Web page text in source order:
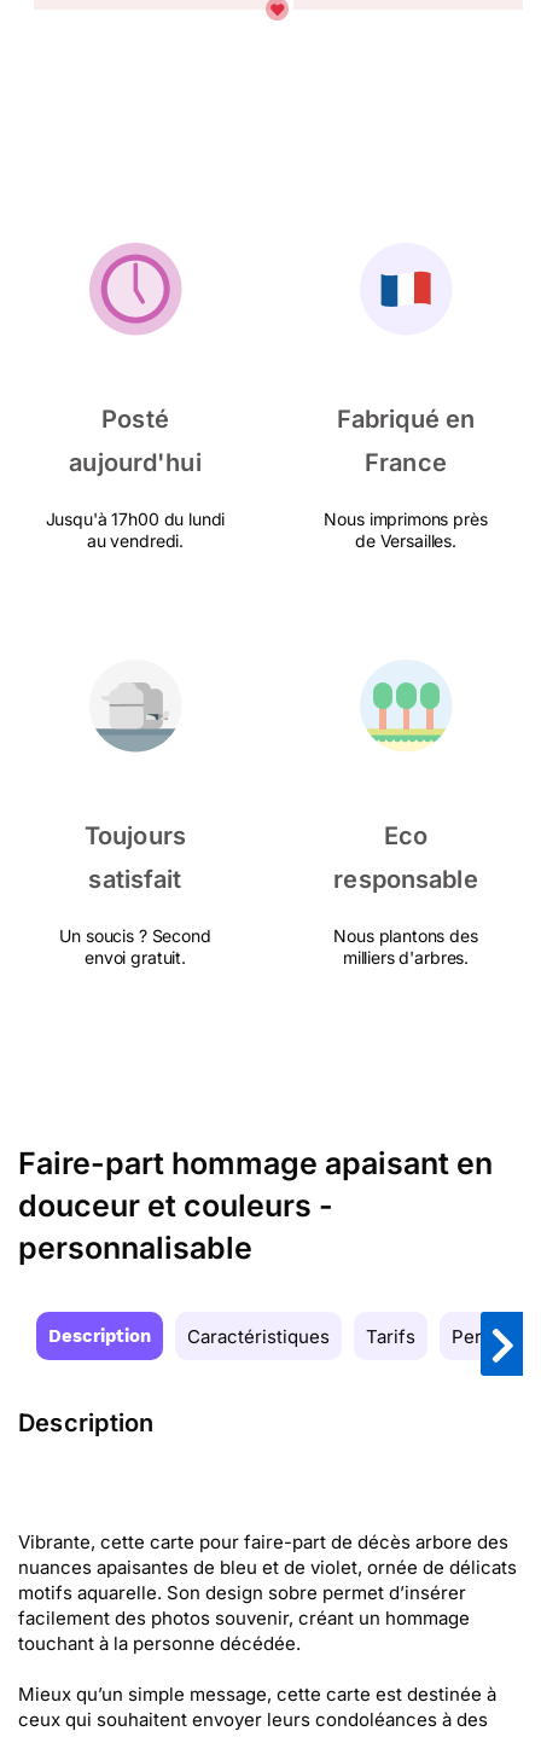
Posté
aujourd'hui
Jusqu'à 17h00 du lundi
au vendredi.
Fabriqué en
France
Nous imprimons près
de Versailles.
Toujours
satisfait
Un soucis ? Second
envoi gratuit.
Eco
responsable
Nous plantons des
milliers d'arbres.
Faire-part hommage apaisant en
douceur et couleurs -
personnalisable
Description Caractéristiques Tarifs
Description
Vibrante, cette carte pour faire-part de décès arbore des
nuances apaisantes de bleu et de violet, ornée de délicats
motifs aquarelle. Son design sobre permet d’insérer
facilement des photos souvenir, créant un hommage
touchant à la personne décédée.
Mieux qu’un simple message, cette carte est destinée à
ceux qui souhaitent envoyer leurs condoléances à des